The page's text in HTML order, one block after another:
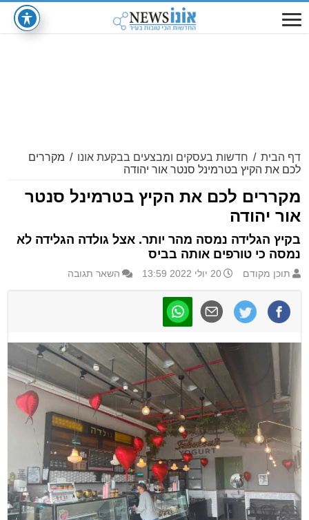
דף הבית / חדשות בעסקים ומבצעים בבקעת אונו / מקררים
לכם את הקיץ בטרמינל סנטר אור יהודה
מקררים לכם את הקיץ בטרמינל סנטר
אור יהודה
בקיץ הגלידה נמסה מהר יותר. אצל גולדה הגלידה לא
נמסה כי טורפים אותה בביס
תוכן מקודם 20 יולי 2022 13:59 השאר תגובה